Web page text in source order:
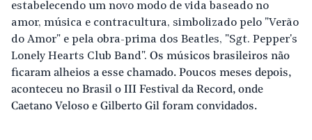
estabelecendo um novo modo de vida baseado no
amor, música e contracultura, simbolizado pelo "Verão
do Amor" e pela obra-prima dos Beatles, "Sgt. Pepper's
Lonely Hearts Club Band". Os músicos brasileiros não
ficaram alheios a esse chamado. Poucos meses depois,
aconteceu no Brasil o III Festival da Record, onde
Caetano Veloso e Gilberto Gil foram convidados.